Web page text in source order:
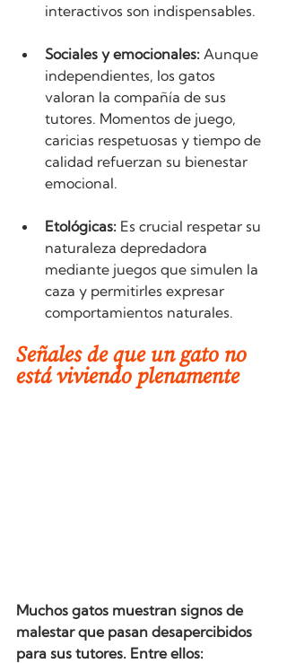
interactivos son indispensables.
Sociales y emocionales: Aunque
independientes, los gatos
valoran la compañía de sus
tutores. Momentos de juego,
caricias respetuosas y tiempo de
calidad refuerzan su bienestar
emocional.
Etológicas: Es crucial respetar su
naturaleza depredadora
mediante juegos que simulen la
caza y permitirles expresar
comportamientos naturales.
Señales de que un gato no
está viviendo plenamente
Muchos gatos muestran signos de
malestar que pasan desapercibidos
para sus tutores. Entre ellos: